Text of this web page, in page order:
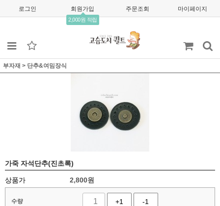
로그인 회원가입
2,000원 적립
주문조회 마이페이지
부자재 > 단추&여밈장식
가죽 자석단추(진초록)
상품가 2,800원
수량 +1 -1